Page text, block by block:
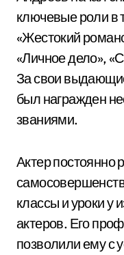
ключевые роли в
«Жестокий
«Личное дело»,
За свои
был награжден
званиями.
Актер постоянно
классы и уроки у
актеров. Его
позволили ему с